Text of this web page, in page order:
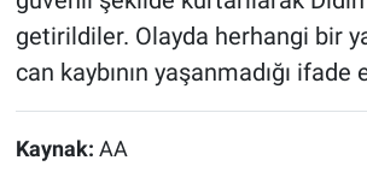
getirildiler. Olayda herhangi bir
can kaybının yaşanmadığı ifade
Kaynak: AA